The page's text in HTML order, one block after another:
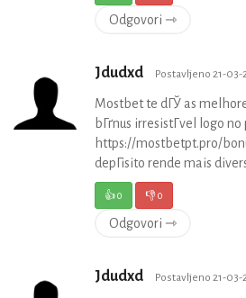
Odgovori ⇾
Jdudxd Postavljeno 21-03-
Mostbet te dГЎ as
bГґnus irresistГ­vel logo
https://mostbetpt.pro/
depГіsito rende mais
👍0 👎0
Odgovori ⇾
Jdudxd Postavljeno 21-03-